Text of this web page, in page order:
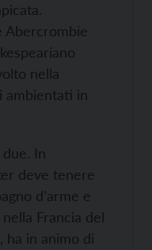
Abercrombie
nella
ambientati in
In
deve tenere
d’arme e
Francia del
ha in animo di